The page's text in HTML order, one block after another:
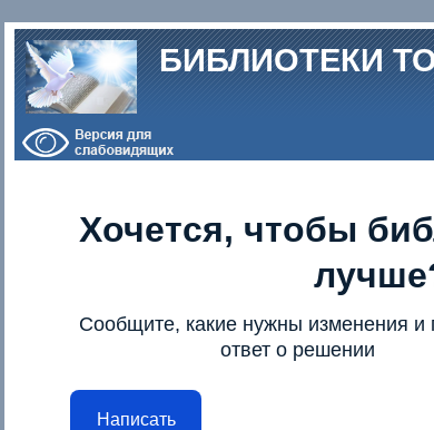
Перейти к основному содержанию
БИБЛИОТЕКИ
Хочется, чтобы
Сообщите, какие нужны изменения и
ответ о решении
Написать